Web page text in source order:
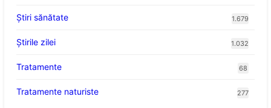
Ştiri sănătate 1.679
Știrile zilei 1.032
Tratamente 68
Tratamente naturiste 277